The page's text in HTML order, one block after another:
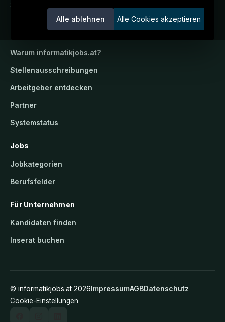
Alle ablehnen Alle Cookies akzeptieren
Service der candidatis GmbH.
informatikjobs.at
Warum informatikjobs.at?
Stellenausschreibungen
Arbeitgeber entdecken
Partner
Systemstatus
Jobs
Jobkategorien
Berufsfelder
Für Unternehmen
Kandidaten finden
Inserat buchen
© informatikjobs.at 2026ImpressumAGBDatenschutz
Cookie-Einstellungen